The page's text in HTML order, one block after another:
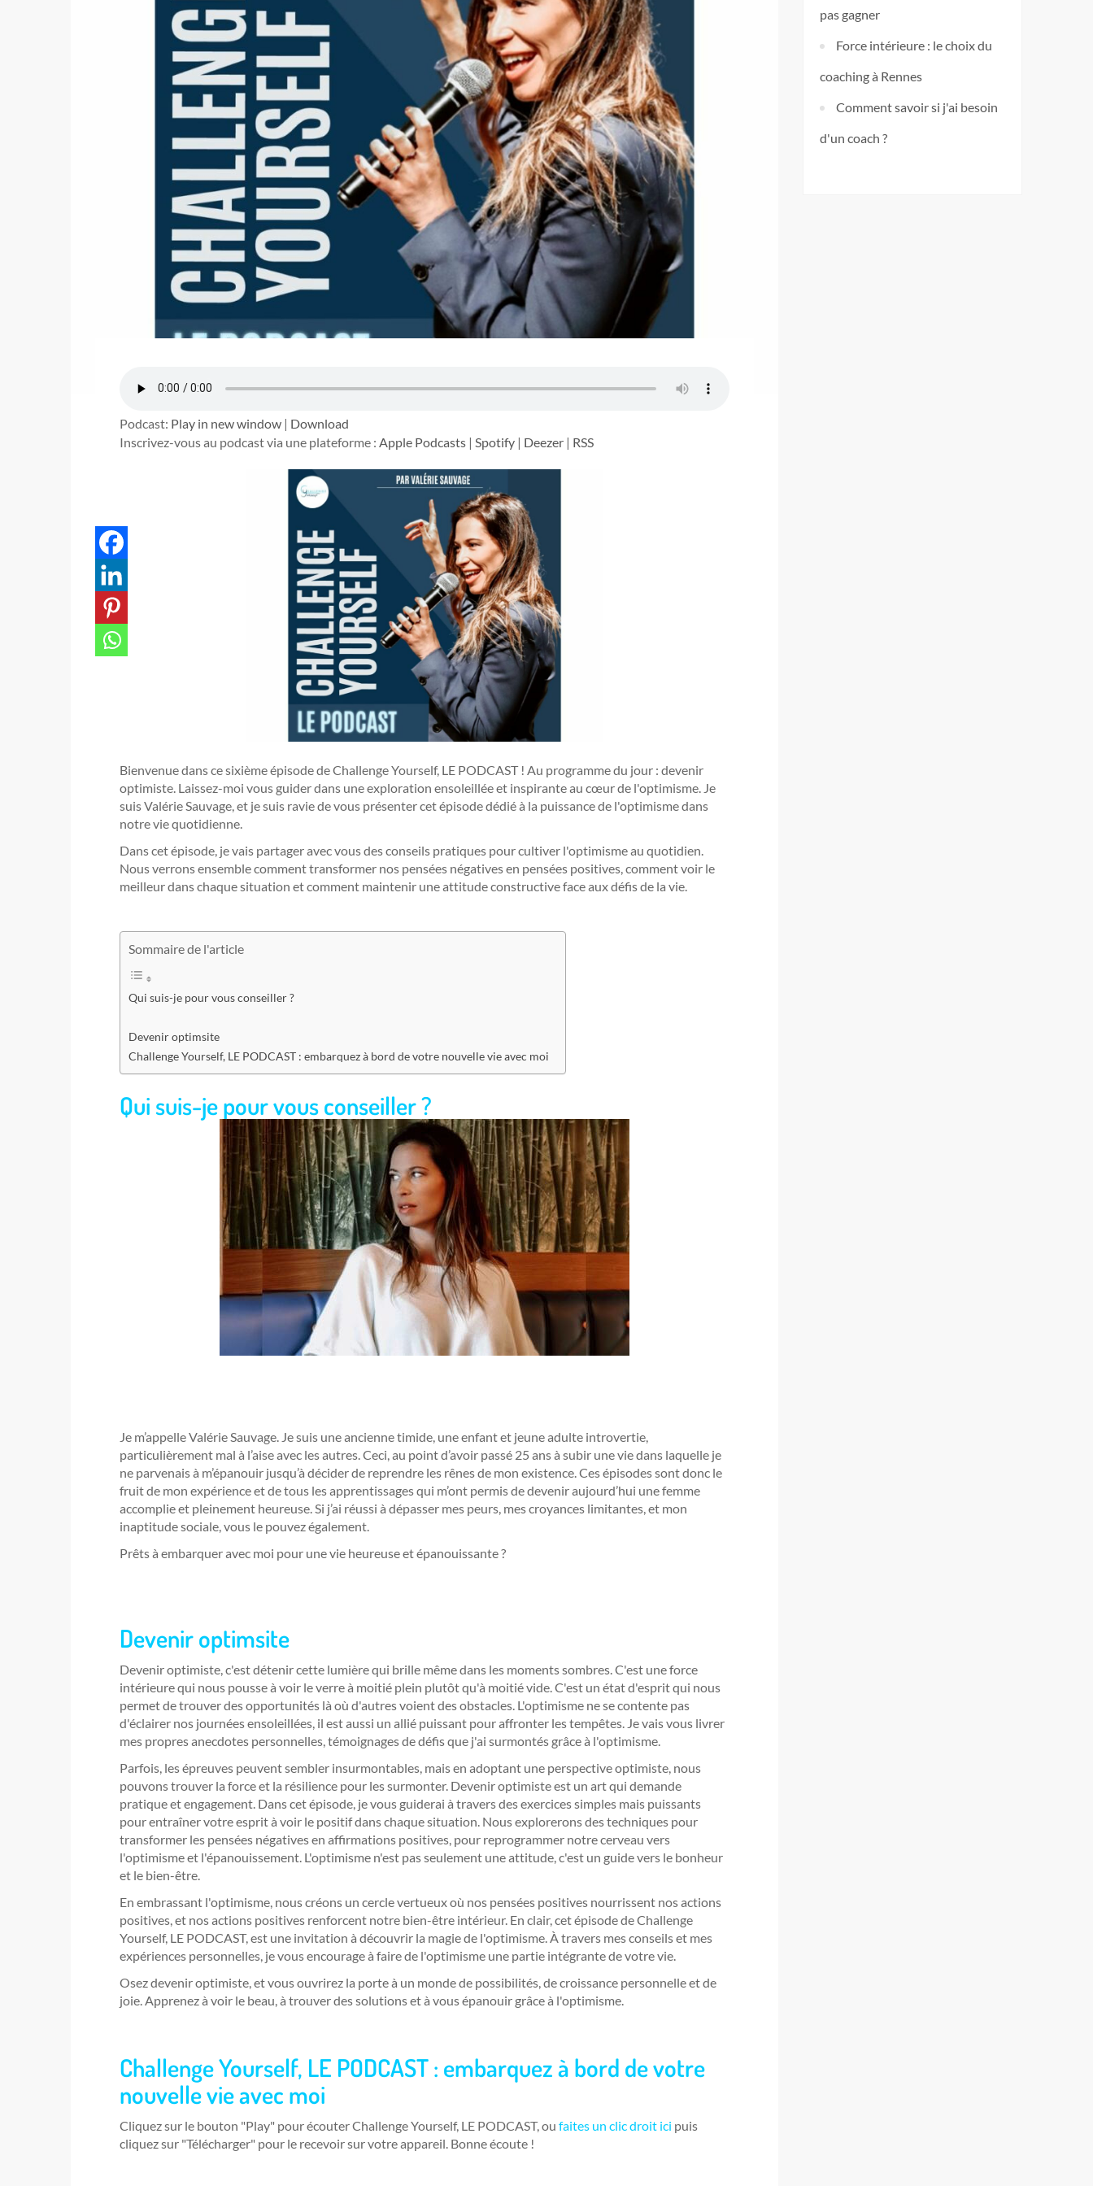
Podcast: Play in new window | Download
Inscrivez-vous au podcast via une plateforme : Apple Podcasts | Spotify | Deezer | RSS
Bienvenue dans ce sixième épisode de Challenge Yourself, LE PODCAST ! Au programme du jour : devenir
optimiste. Laissez-moi vous guider dans une exploration ensoleillée et inspirante au cœur de l'optimisme. Je
suis Valérie Sauvage, et je suis ravie de vous présenter cet épisode dédié à la puissance de l'optimisme dans
notre vie quotidienne.
Dans cet épisode, je vais partager avec vous des conseils pratiques pour cultiver l'optimisme au quotidien.
Nous verrons ensemble comment transformer nos pensées négatives en pensées positives, comment voir le
meilleur dans chaque situation et comment maintenir une attitude constructive face aux défis de la vie.
Sommaire de l'article
Qui suis-je pour vous conseiller ?
Devenir optimsite
Challenge Yourself, LE PODCAST : embarquez à bord de votre nouvelle vie avec moi
Qui suis-je pour vous conseiller ?
Je m’appelle Valérie Sauvage. Je suis une ancienne timide, une enfant et jeune adulte introvertie,
particulièrement mal à l’aise avec les autres. Ceci, au point d’avoir passé 25 ans à subir une vie dans laquelle je
ne parvenais à m’épanouir jusqu’à décider de reprendre les rênes de mon existence. Ces épisodes sont donc le
fruit de mon expérience et de tous les apprentissages qui m’ont permis de devenir aujourd’hui une femme
accomplie et pleinement heureuse. Si j’ai réussi à dépasser mes peurs, mes croyances limitantes, et mon
inaptitude sociale, vous le pouvez également.
Prêts à embarquer avec moi pour une vie heureuse et épanouissante ?
Devenir optimsite
Devenir optimiste, c'est détenir cette lumière qui brille même dans les moments sombres. C'est une force
intérieure qui nous pousse à voir le verre à moitié plein plutôt qu'à moitié vide. C'est un état d'esprit qui nous
permet de trouver des opportunités là où d'autres voient des obstacles. L'optimisme ne se contente pas
d'éclairer nos journées ensoleillées, il est aussi un allié puissant pour affronter les tempêtes. Je vais vous livrer
mes propres anecdotes personnelles, témoignages de défis que j'ai surmontés grâce à l'optimisme.
Parfois, les épreuves peuvent sembler insurmontables, mais en adoptant une perspective optimiste, nous
pouvons trouver la force et la résilience pour les surmonter. Devenir optimiste est un art qui demande
pratique et engagement. Dans cet épisode, je vous guiderai à travers des exercices simples mais puissants
pour entraîner votre esprit à voir le positif dans chaque situation. Nous explorerons des techniques pour
transformer les pensées négatives en affirmations positives, pour reprogrammer notre cerveau vers
l'optimisme et l'épanouissement. L'optimisme n'est pas seulement une attitude, c'est un guide vers le bonheur
et le bien-être.
En embrassant l'optimisme, nous créons un cercle vertueux où nos pensées positives nourrissent nos actions
positives, et nos actions positives renforcent notre bien-être intérieur. En clair, cet épisode de Challenge
Yourself, LE PODCAST, est une invitation à découvrir la magie de l'optimisme. À travers mes conseils et mes
expériences personnelles, je vous encourage à faire de l'optimisme une partie intégrante de votre vie.
Osez devenir optimiste, et vous ouvrirez la porte à un monde de possibilités, de croissance personnelle et de
joie. Apprenez à voir le beau, à trouver des solutions et à vous épanouir grâce à l'optimisme.
Challenge Yourself, LE PODCAST : embarquez à bord de votre
nouvelle vie avec moi
Cliquez sur le bouton "Play" pour écouter Challenge Yourself, LE PODCAST, ou faites un clic droit ici puis
cliquez sur "Télécharger" pour le recevoir sur votre appareil. Bonne écoute !
pas gagner
Force intérieure : le choix du
coaching à Rennes
Comment savoir si j'ai besoin
d'un coach ?